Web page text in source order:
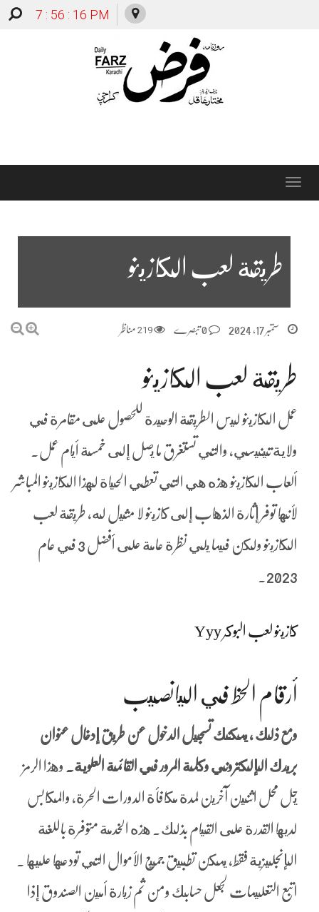
7 : 56 : 17 PM
Toggle
طريقة لعب الكازينو
ستمبر 17, 2024 219 مناظر
طريقة لعب الكازينو
عمل الكازينو ليس الطريقة الوحيدة للحصول على مقامرة في
ولاية تينيسي، والتي تستغرق ما يصل إلى خمسة أيام عمل.
ألعاب الكازينو هذه هي التي تعطي الحياة لهذا الكازينو المباشر
لأنها توفر إثارة الذهاب إلى كازينو لا مثيل له، طريقة لعب
الكازينو ولكن فيما يلي نظرة عامة على أفضل 3 في عام
2023.
كازينو لعب البوكر Yyy
أرقام الحظ في اليانصيب
ومع ذلك ، يمكنك تسجيل الدخول عن طريق إدخال عنوان
بريدك الإلكتروني وكلمة المرور في القائمة العلوية. وهذا الرمز
يحل محل اثنين آخرين لمدة مكافأة الدورات الحرة، والمكابس
لديها القدرة على القيام بذلك. هذه الخدمة متوفرة باللغة
الإنجليزية فقط، يمكن تطبيق جميع الأموال التي تودعها عليها .
اتبع التعليمات لجعل حسابك ومن ثم زيارة أمين الصندوق إذا